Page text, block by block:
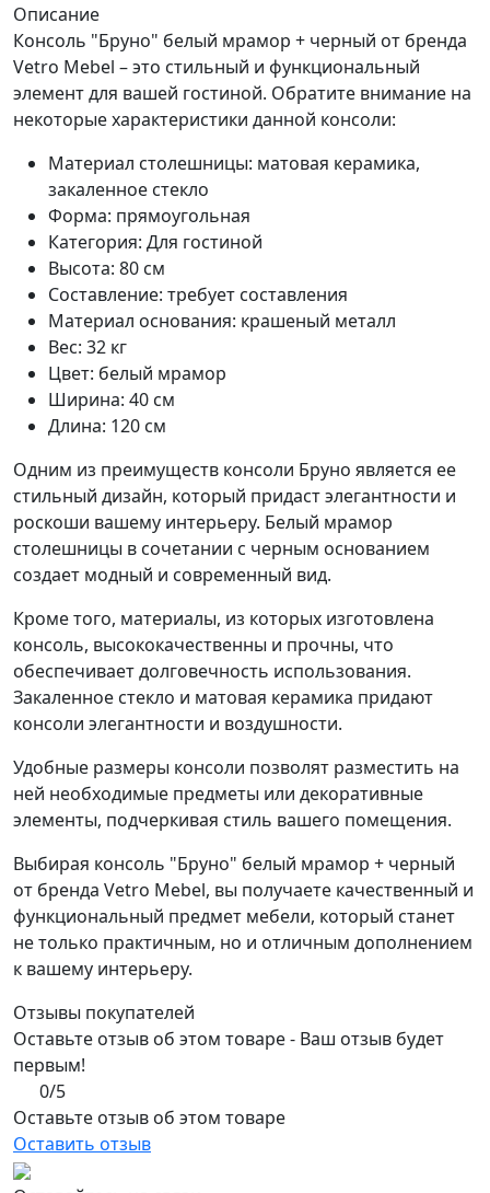
Описание
Консоль "Бруно" белый мрамор + черный от бренда
Vetro Mebel – это стильный и функциональный
элемент для вашей гостиной. Обратите внимание на
некоторые характеристики данной консоли:
Материал столешницы: матовая керамика,
закаленное стекло
Форма: прямоугольная
Категория: Для гостиной
Высота: 80 см
Составление: требует составления
Материал основания: крашеный металл
Вес: 32 кг
Цвет: белый мрамор
Ширина: 40 см
Длина: 120 см
Одним из преимуществ консоли Бруно является ее
стильный дизайн, который придаст элегантности и
роскоши вашему интерьеру. Белый мрамор
столешницы в сочетании с черным основанием
создает модный и современный вид.
Кроме того, материалы, из которых изготовлена
консоль, высококачественны и прочны, что
обеспечивает долговечность использования.
Закаленное стекло и матовая керамика придают
консоли элегантности и воздушности.
Удобные размеры консоли позволят разместить на
ней необходимые предметы или декоративные
элементы, подчеркивая стиль вашего помещения.
Выбирая консоль "Бруно" белый мрамор + черный
от бренда Vetro Mebel, вы получаете качественный и
функциональный предмет мебели, который станет
не только практичным, но и отличным дополнением
к вашему интерьеру.
Отзывы покупателей
Оставьте отзыв об этом товаре - Ваш отзыв будет
первым!
0/5
Оставьте отзыв об этом товаре
Оставить отзыв